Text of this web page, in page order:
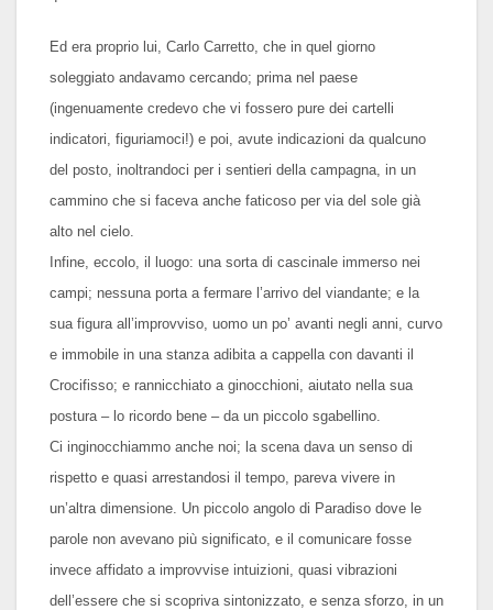
Ed era proprio lui, Carlo Carretto, che in quel giorno
soleggiato andavamo cercando; prima nel paese
(ingenuamente credevo che vi fossero pure dei cartelli
indicatori, figuriamoci!) e poi, avute indicazioni da qualcuno
del posto, inoltrandoci per i sentieri della campagna, in un
cammino che si faceva anche faticoso per via del sole già
alto nel cielo.
Infine, eccolo, il luogo: una sorta di cascinale immerso nei
campi; nessuna porta a fermare l’arrivo del viandante; e la
sua figura all’improvviso, uomo un po’ avanti negli anni, curvo
e immobile in una stanza adibita a cappella con davanti il
Crocifisso; e rannicchiato a ginocchioni, aiutato nella sua
postura – lo ricordo bene – da un piccolo sgabellino.
Ci inginocchiammo anche noi; la scena dava un senso di
rispetto e quasi arrestandosi il tempo, pareva vivere in
un’altra dimensione. Un piccolo angolo di Paradiso dove le
parole non avevano più significato, e il comunicare fosse
invece affidato a improvvise intuizioni, quasi vibrazioni
dell’essere che si scopriva sintonizzato, e senza sforzo, in un